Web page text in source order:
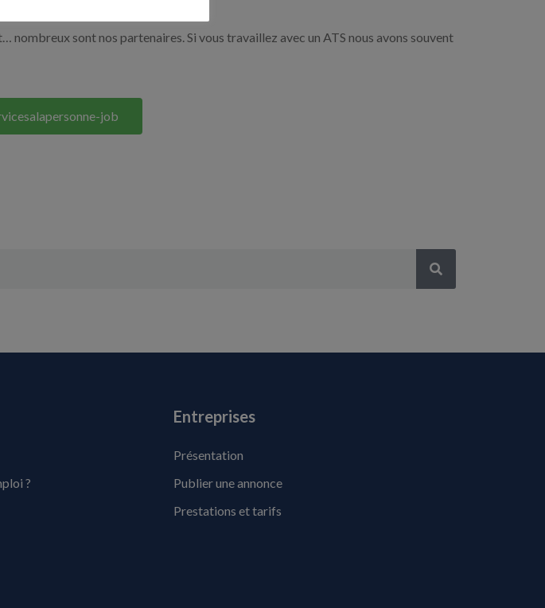
sont nos partenaires. Si vous travaillez avec un ATS nous avons souvent
job
?
Entreprises
Présentation
Publier une annonce
Prestations et tarifs